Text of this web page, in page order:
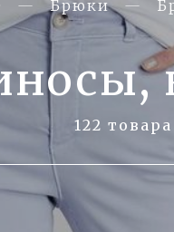
Брюки
122 товара